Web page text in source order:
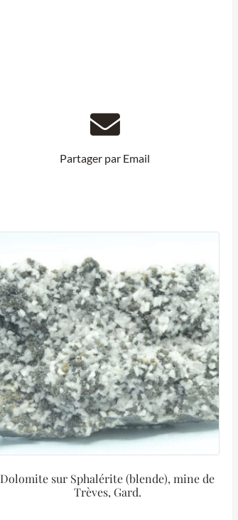
Partager par Email
Dolomite sur Sphalérite (blende), mine de
Trèves, Gard.